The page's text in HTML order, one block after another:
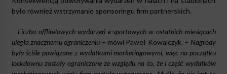
było również wstrzymanie sponsoringu firm partnerskich.
– Liczba offline’owych wydarzeń e-sportowych w ostatnich miesiącach
uległa znacznemu ograniczeniu – mówi Paweł Kowalczyk. – Nagrody
były ściśle powiązane z wydatkami marketingowymi, więc na początku
lockdownu zostały ograniczone ze względu na to, że i część wydatków